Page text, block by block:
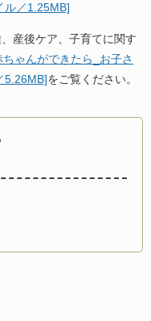
ル／1.25MB]
産後ケア、子育てに関す
ちゃんができたら_お子さ
5.26MB]をご覧ください。